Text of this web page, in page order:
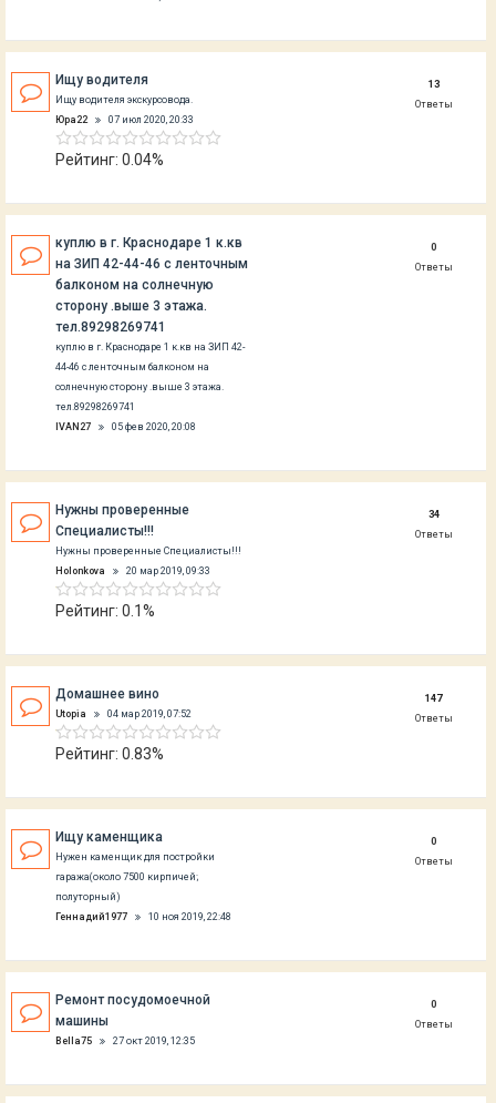
Ищу водителя
Ищу водителя экскурсовода.
Юра22
07 июл 2020, 20:33
Рейтинг: 0.04%
13
Ответы
куплю в г. Краснодаре 1 к.кв
на ЗИП 42-44-46 с ленточным
балконом на солнечную
сторону .выше 3 этажа.
тел.89298269741
куплю в г. Краснодаре 1 к.кв на ЗИП 42-
44-46 с ленточным балконом на
солнечную сторону .выше 3 этажа.
тел.89298269741
IVAN27
05 фев 2020, 20:08
0
Ответы
Нужны проверенные
Специалисты!!!
Нужны проверенные Специалисты!!!
Holonkova
20 мар 2019, 09:33
Рейтинг: 0.1%
34
Ответы
Домашнее вино
Utopia 04 мар 2019, 07:52
Рейтинг: 0.83%
147
Ответы
Ищу каменщика
Нужен каменщик для постройки
гаража(около 7500 кирпичей;
полуторный)
Геннадий1977
10 ноя 2019, 22:48
0
Ответы
Ремонт посудомоечной
машины
Bella75 27 окт 2019, 12:35
0
Ответы